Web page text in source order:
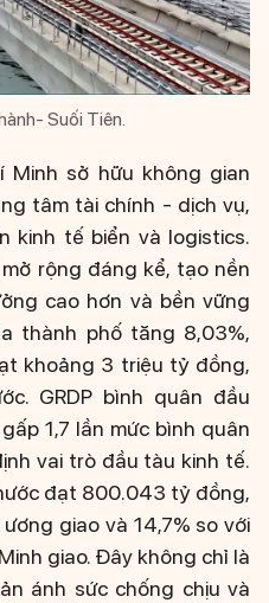
Suối Tiên.
Minh sở hữu không gian
tâm tài chính - dịch vụ,
kinh tế biển và logistics.
rộng đáng kể, tạo nền
cao hơn và bền vững
thành phố tăng 8,03%,
khoảng 3 triệu tỷ đồng,
GRDP bình quân đầu
1,7 lần mức bình quân
vai trò đầu tàu kinh tế.
đạt 800.043 tỷ đồng,
giao và 14,7% so với
giao. Đây không chỉ là
ánh sức chống chịu và